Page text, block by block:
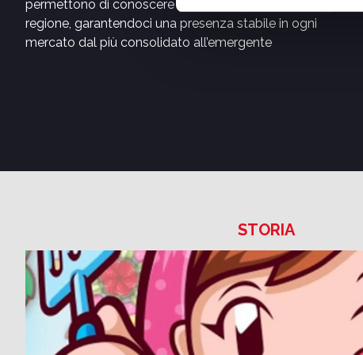
permettono di conoscere a fondo le peculiarità di ogni
regione, garantendoci una presenza stabile in ogni
mercato dal più consolidato all’emergente
STORIA